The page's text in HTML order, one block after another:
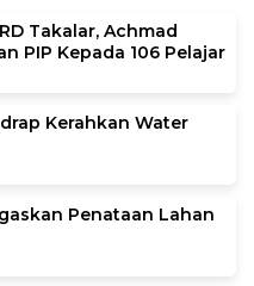
Takalar, Achmad
PIP Kepada 106 Pelajar
Kerahkan Water
Penataan Lahan